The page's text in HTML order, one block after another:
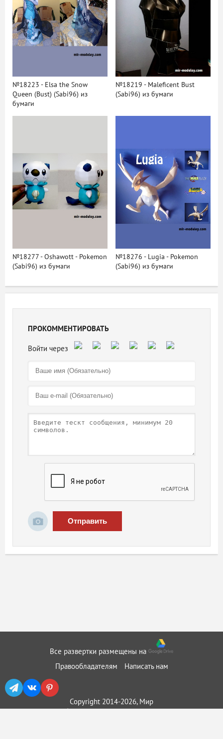
№18223 - Elsa the Snow
Queen (Bust) (Sabi96) из
бумаги
№18219 - Maleficent Bust
(Sabi96) из бумаги
№18277 - Oshawott - Pokemon
(Sabi96) из бумаги
№18276 - Lugia - Pokemon
(Sabi96) из бумаги
ПРОКОММЕНТИРОВАТЬ
Отправить
Все развертки размещены на
Правообладателям
Написать нам
Copyright 2014-2026, Мир
бумажного моделирования ::